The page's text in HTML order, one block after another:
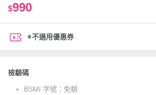
$990
※不適用優惠券
檢驗碼
BSMI 字號： 免驗